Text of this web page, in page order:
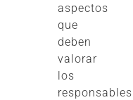
aspectos
que
deben
valorar
los
responsables